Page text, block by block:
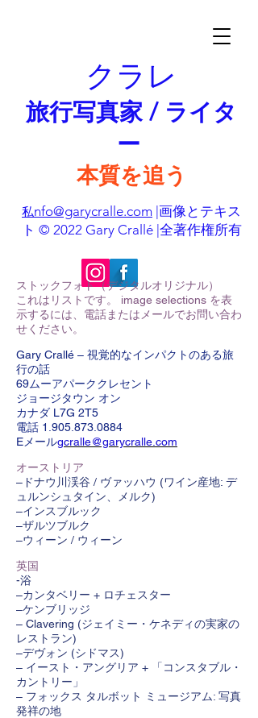
クラレ
旅行写真家 / ライタ
ー
本質を追う
私nfo@garycralle.com |画像とテキス
ト © 2022 Gary Crallé |全著作権所有
ストックフォト（デジタルオリジナル）
これはリストです。 image selections を表
示するには、電話またはメールでお問い合わ
せください。
Gary Crallé – 視覚的なインパクトのある旅
行の話
69ムーアパーククレセント
ジョージタウン オン
カナダ L7G 2T5
電話 1.905.873.0884
Eメールgcralle@garycralle.com
オーストリア
–ドナウ川渓谷 / ヴァッハウ (ワイン産地: デ
ュルンシュタイン、メルク)
–インスブルック
–ザルツブルク
–ウィーン / ウィーン
英国
-浴
–カンタベリー + ロチェスター
–ケンブリッジ
– Clavering (ジェイミー・ケネディの実家の
レストラン)
–デヴォン (シドマス)
– イースト・アングリア + 「コンスタブル・
カントリー」
– フォックス タルボット ミュージアム: 写真
発祥の地